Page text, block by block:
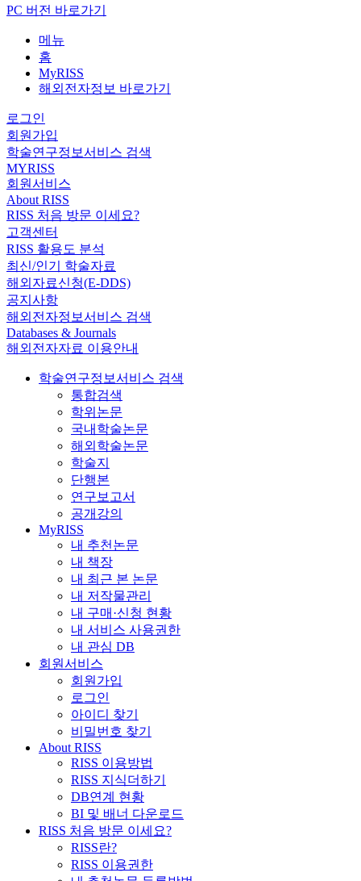
PC 버전 바로가기
메뉴
홈
MyRISS
해외전자정보 바로가기
로그인
회원가입
학술연구정보서비스 검색
MYRISS
회원서비스
About RISS
RISS 처음 방문 이세요?
고객센터
RISS 활용도 분석
최신/인기 학술자료
해외자료신청(E-DDS)
공지사항
해외전자정보서비스 검색
Databases & Journals
해외전자자료 이용안내
학술연구정보서비스 검색
통합검색
학위논문
국내학술논문
해외학술논문
학술지
단행본
연구보고서
공개강의
MyRISS
내 추천논문
내 책장
내 최근 본 논문
내 저작물관리
내 구매·신청 현황
내 서비스 사용권한
내 관심 DB
회원서비스
회원가입
로그인
아이디 찾기
비밀번호 찾기
About RISS
RISS 이용방법
RISS 지식더하기
DB연계 현황
BI 및 배너 다운로드
RISS 처음 방문 이세요?
RISS란?
RISS 이용권한